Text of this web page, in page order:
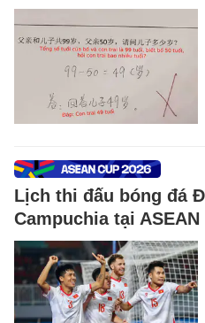
Lịch thi đấu bóng đá
Campuchia tại